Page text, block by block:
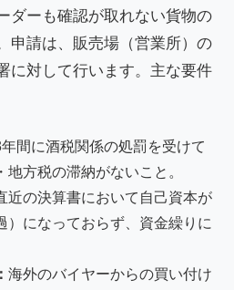
ダーも確認が取れない貨物の
申請は、販売場（営業所）の
に対して行います。主な要件
間に酒税関係の処罰を受けて
地方税の滞納がないこと。
近の決算書において自己資本が
）になっておらず、資金繰りに
海外のバイヤーからの買い付け